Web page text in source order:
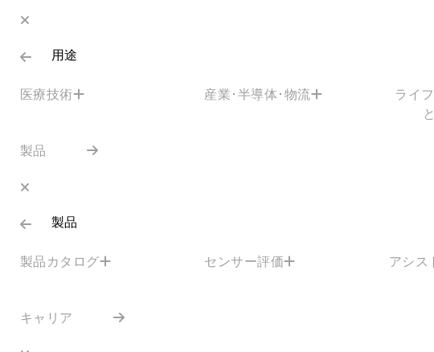
用途
医療技術 産業･半導体･物流
ライ
製品
製品
製品カタログ センサー評価 アシス
キャリア